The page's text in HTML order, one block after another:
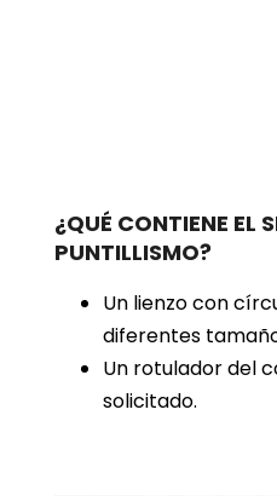
¿QUÉ CONTIENE EL
PUNTILLISMO?
Un lienzo con
diferentes
Un rotulador del
solicitado.